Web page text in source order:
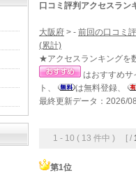
口コミ評判アクセスラン
大阪府 > - 前回の口コミ
(累計)
★アクセスランキングを
はおすすめサ
ト、
は無料登録、
最終更新データ：2026/
1 - 10 ( 13 件中 ) [ /
第1位